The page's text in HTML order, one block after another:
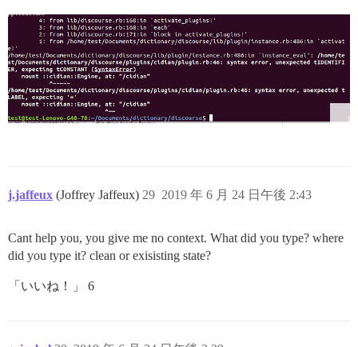
j.jaffeux (Joffrey Jaffeux) 2019 年 6 月 24 日午後 2:43
29
Cant help you, you give me no context. What did you type? where
did you type it? clean or exisisting state?
「いいね！」 6